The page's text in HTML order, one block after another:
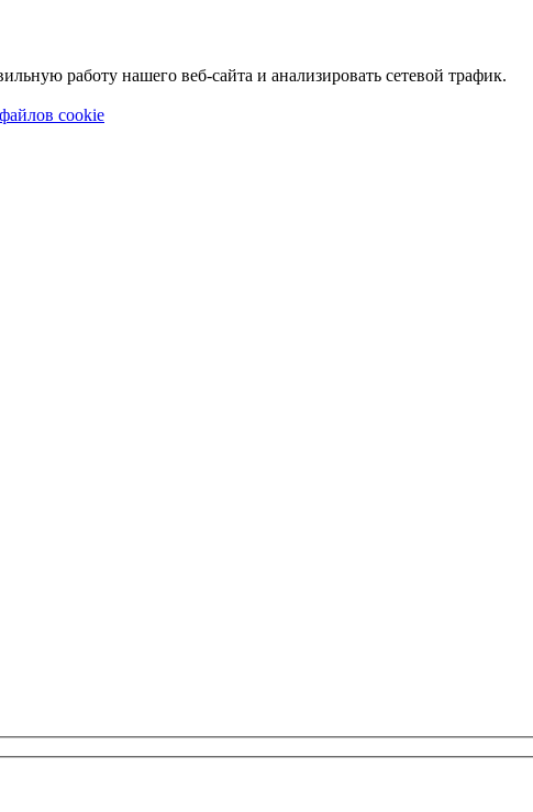
работу нашего веб-сайта и анализировать сетевой трафик.
cookie